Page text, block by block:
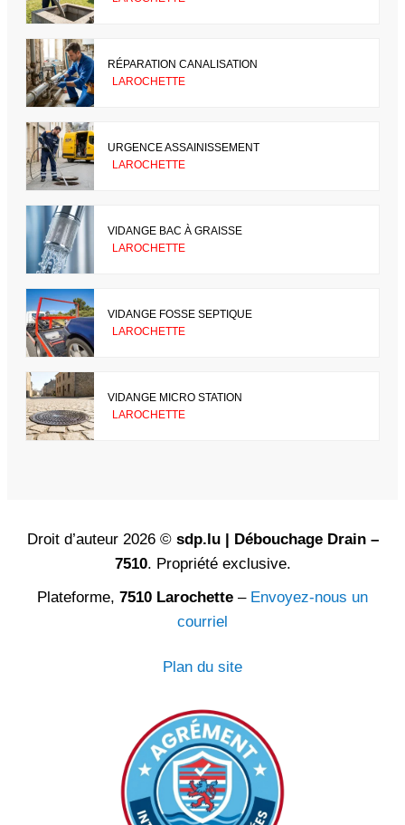
RÉPARATION CANALISATION
LAROCHETTE
URGENCE ASSAINISSEMENT
LAROCHETTE
VIDANGE BAC À GRAISSE
LAROCHETTE
VIDANGE FOSSE SEPTIQUE
LAROCHETTE
VIDANGE MICRO STATION
LAROCHETTE
Droit d’auteur 2026 © sdp.lu | Débouchage Drain –
7510. Propriété exclusive.
Plateforme, 7510 Larochette – Envoyez-nous un
courriel
Plan du site